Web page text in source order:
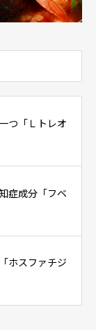
つ「Ｌトレオ
症成分「フベ
ホスファチジ